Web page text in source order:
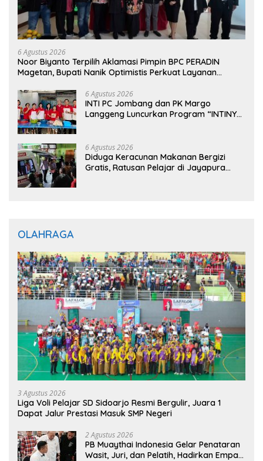
6 Agustus 2026
Noor Biyanto Terpilih Aklamasi Pimpin BPC PERADIN
Magetan, Bupati Nanik Optimistis Perkuat Layanan
6 Agustus 2026
INTI PC Jombang dan PK Margo
Langgeng Luncurkan Program “INTINYA
6 Agustus 2026
Diduga Keracunan Makanan Bergizi
Gratis, Ratusan Pelajar di Jayapura
OLAHRAGA
3 Agustus 2026
Liga Voli Pelajar SD Sidoarjo Resmi Bergulir, Juara 1
Dapat Jalur Prestasi Masuk SMP Negeri
2 Agustus 2026
PB Muaythai Indonesia Gelar Penataran
Wasit, Juri, dan Pelatih, Hadirkan Empat